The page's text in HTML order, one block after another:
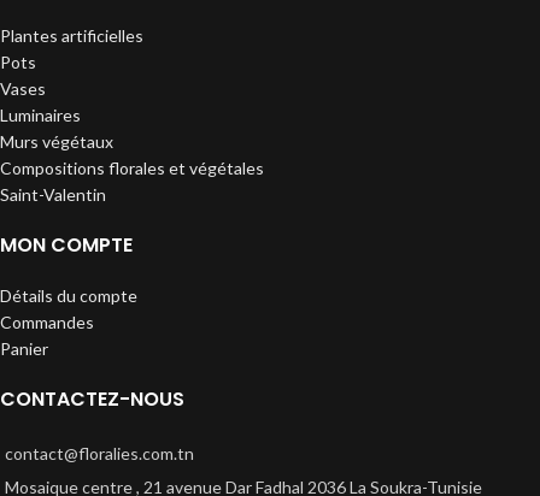
Plantes artificielles
Pots
Vases
Luminaires
Murs végétaux
Compositions florales et végétales
Saint-Valentin
MON COMPTE
Détails du compte
Commandes
Panier
CONTACTEZ-NOUS
contact@floralies.com.tn
Mosaique centre , 21 avenue Dar Fadhal 2036 La Soukra-Tunisie